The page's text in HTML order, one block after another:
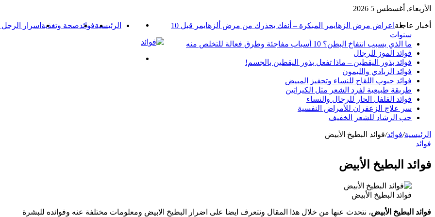
الأربعاء, أغسطس 5 2026
أخبار عاجلة
اعراض مرض الزهايمر المبكرة – أنفك يحذرك من مرض ألزهايمر قبل 10
سنوات
ما الذي يسبب انتفاخ البطن؟ 10 أسباب مفاجئة وطرق فعالة للتخلص منه
فوائد الموز للرجال
فوائد بذور اليقطين – ماذا تفعل بذور اليقطين بالجسم!
فوائد الزبادي والليمون
فوائد حبوب اللقاح للنساء وتحفيز المبيض
طريقة طبيعية لفرد الشعر مثل الكيراتين
فوائد الفلفل الحار للرجال والنساء
سر علاج الزعفران للأمراض النفسية
حب الرشاد للشعر الخفيف
القائمةالرئيسيةفوائدصحة وتغذية اسرار الرجل
الرئيسية/فوائد/فوائد البطيخ الأبيض
فوائد
فوائد البطيخ الأبيض
فوائد البطيخ الأبيض
فوائد البطيخ الأبيض، نتحدث عنها من خلال هذا المقال ونتعرف ايضا على اضرار البطيخ الابيض ومعلومات مختلفة عنه وفوائده للبشرة